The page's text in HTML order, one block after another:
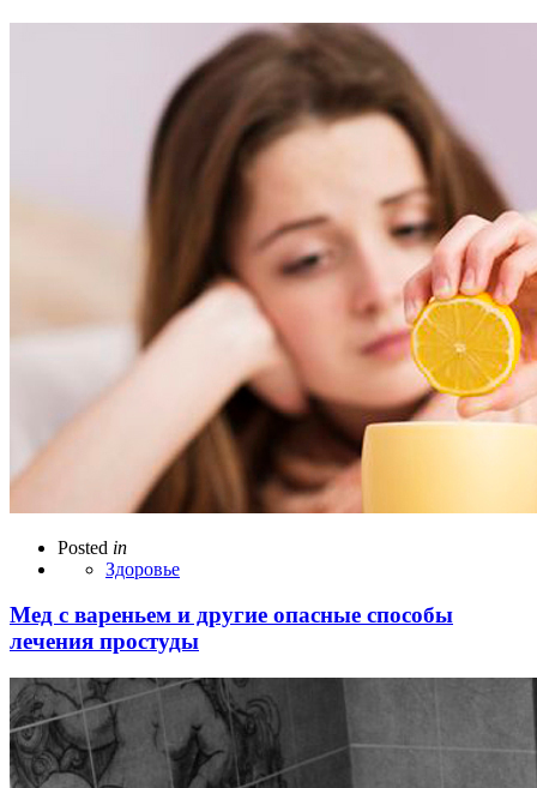
Posted in
Здоровье
Мед с вареньем и другие опасные способы
лечения простуды